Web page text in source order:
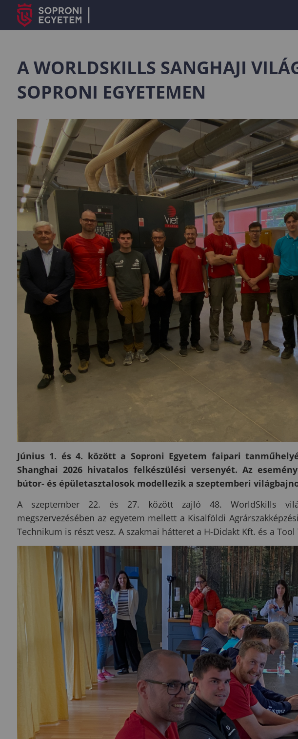
A WORLDSKILLS SANGHAJI
SOPRONI EGYETEMEN
Június 1. és 4. között a Soproni Egyetem faipari
Shanghai 2026 hivatalos felkészülési versenyét. Az
bútor- és épületasztalosok modellezik a szeptemberi
A szeptember 22. és 27. között zajló 48. WorldSkills
megszervezésében az egyetem mellett a Kisalföldi
Technikum is részt vesz. A szakmai hátteret a H-Didakt Kft. és a